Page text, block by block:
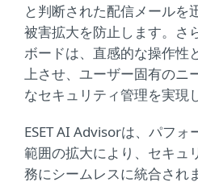
と判断された配信メールを
被害拡大を防止します。さ
ボードは、直感的な操作性
上させ、ユーザー固有のニ
なセキュリティ管理を実現
ESET AI Advisorは、パフ
範囲の拡大により、セキュ
務にシームレスに統合され